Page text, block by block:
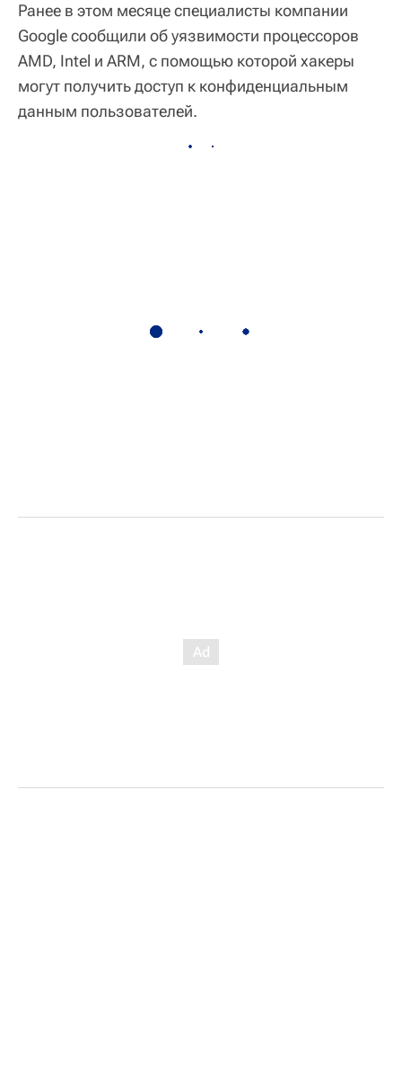
Ранее в этом месяце специалисты компании
Google сообщили об уязвимости процессоров
AMD, Intel и ARM, с помощью которой хакеры
могут получить доступ к конфиденциальным
данным пользователей.